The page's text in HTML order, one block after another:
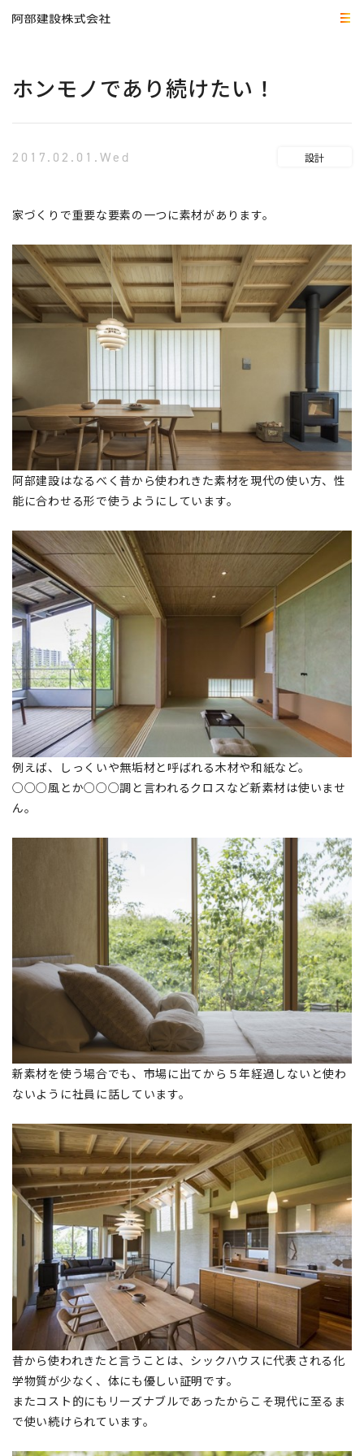
ホンモノであり続けたい！
2017.02.01.Wed 設計
家づくりで重要な要素の一つに素材があります。
阿部建設はなるべく昔から使われきた素材を現代の使い方、性
能に合わせる形で使うようにしています。
例えば、しっくいや無垢材と呼ばれる木材や和紙など。
○○○風とか○○○調と言われるクロスなど新素材は使いませ
ん。
新素材を使う場合でも、市場に出てから５年経過しないと使わ
ないように社員に話しています。
昔から使われきたと言うことは、シックハウスに代表される化
学物質が少なく、体にも優しい証明です。
またコスト的にもリーズナブルであったからこそ現代に至るま
で使い続けられています。